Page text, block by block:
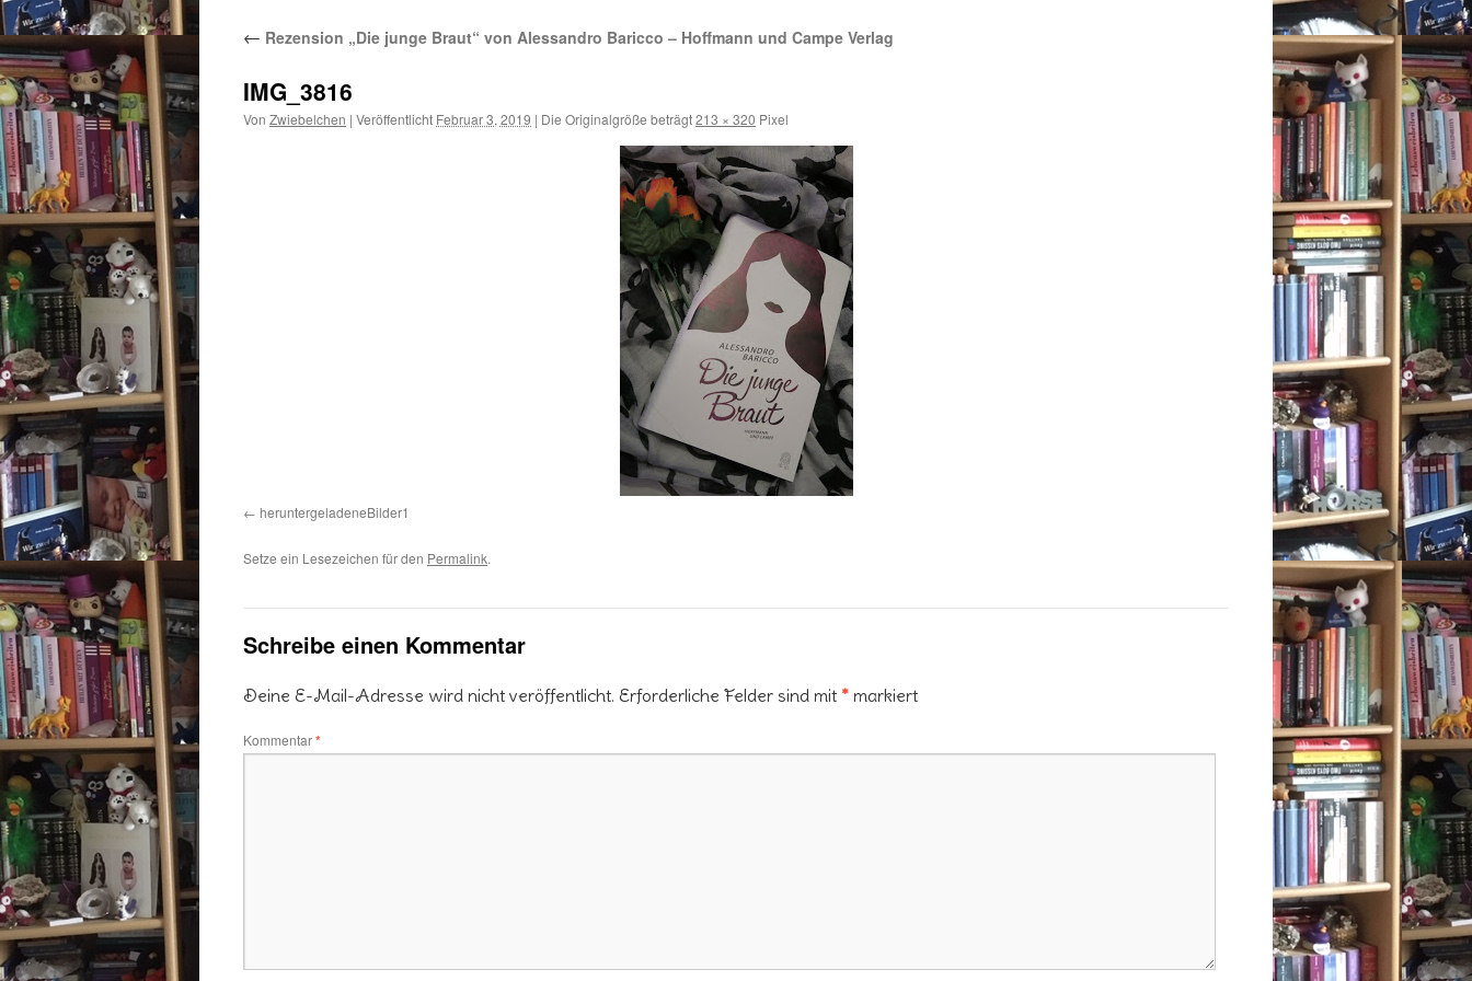
← Rezension „Die junge Braut“ von Alessandro Baricco – Hoffmann und Campe Verlag
IMG_3816
Von Zwiebelchen | Veröffentlicht Februar 3, 2019 | Die Originalgröße beträgt213 × 320 Pixel
heruntergeladeneBilder1
Setze ein Lesezeichen für den Permalink.
Schreibe einen Kommentar
Deine E-Mail-Adresse wird nicht veröffentlicht. Erforderliche Felder sind mit * markiert
Kommentar*